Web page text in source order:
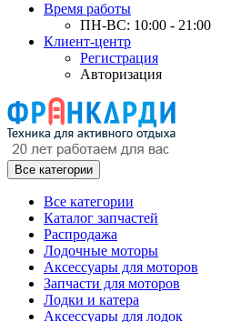
Время работы
ПН-ВС: 10:00 - 21:00
Клиент-центр
Регистрация
Авторизация
Все категории
Все категории
Каталог запчастей
Распродажа
Лодочные моторы
Аксессуары для моторов
Запчасти для моторов
Лодки и катера
Аксессуары для лодок